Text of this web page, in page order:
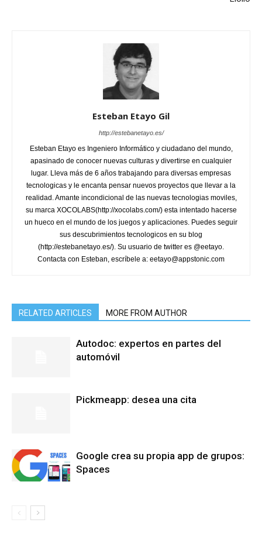
Esteban Etayo Gil
http://estebanetayo.es/
Esteban Etayo es Ingeniero Informático y ciudadano del mundo,
apasinado de conocer nuevas culturas y divertirse en cualquier
lugar. Lleva más de 6 años trabajando para diversas empresas
tecnologicas y le encanta pensar nuevos proyectos que llevar a la
realidad. Amante incondicional de las nuevas tecnologias moviles,
su marca XOCOLABS(http://xocolabs.com/) esta intentado hacerse
un hueco en el mundo de los juegos y aplicaciones. Puedes seguir
sus descubrimientos tecnologicos en su blog
(http://estebanetayo.es/). Su usuario de twitter es @eetayo.
Contacta con Esteban, escríbele a: eetayo@appstonic.com
RELATED ARTICLES MORE FROM AUTHOR
Autodoc: expertos en partes del
automóvil
Pickmeapp: desea una cita
Google crea su propia app de grupos:
Spaces